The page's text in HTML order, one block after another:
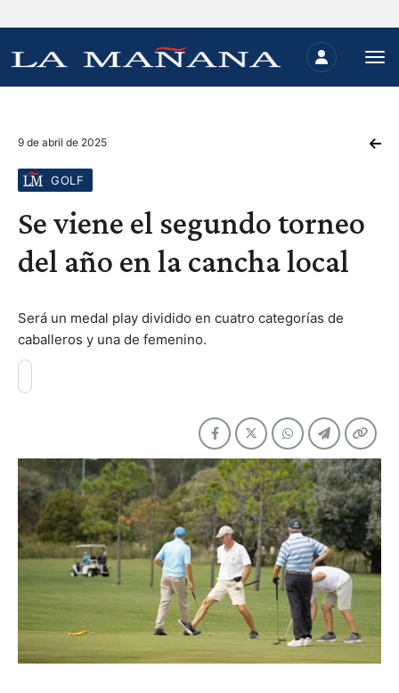
9 de abril de 2025
GOLF
Se viene el segundo torneo
del año en la cancha local
Será un medal play dividido en cuatro categorías de
caballeros y una de femenino.